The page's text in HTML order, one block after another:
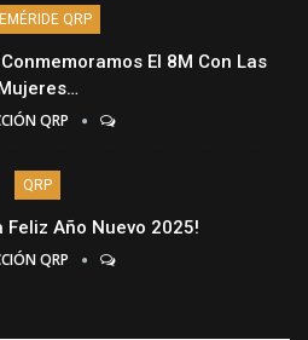
QRP
El 8M Con Las
QRP
QRP
Feliz Año Nuevo 2025!
QRP